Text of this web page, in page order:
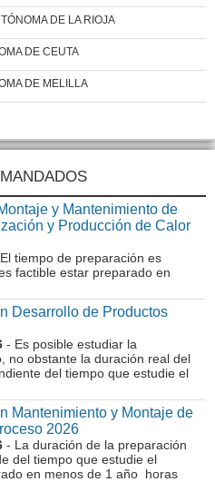
DE LA RIOJA
DE CEUTA
DE MELILLA
y Mantenimiento de
y Producción de Calor
tiempo de preparación es
factible estar preparado en
Desarrollo de Productos
- Es posible estudiar la
no obstante la duración real del
del tiempo que estudie el
Mantenimiento y Montaje de
2026
- La duración de la preparación
del tiempo que estudie el
en menos de 1 año horas